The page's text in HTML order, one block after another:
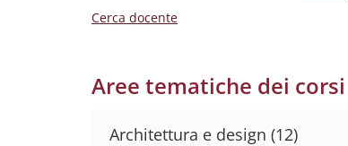
Cerca docente
Aree tematiche dei
Architettura e design (12)